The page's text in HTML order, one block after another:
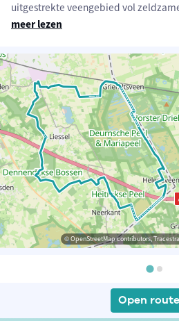
uitgestrekte veengebied vol
meer lezen
© OpenStreetMap contributors,
Open route